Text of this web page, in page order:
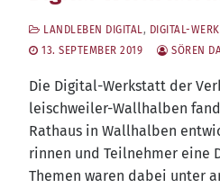
LANDLEBEN DIGITAL, DIGITAL-
13. SEPTEMBER 2019
SÖREN
Die Digi­tal-Werk­statt der
leisch­wei­ler-Wall­hal­ben
Rat­haus in Wall­hal­ben
rin­nen und Teil­neh­mer eine
The­men waren dabei unter